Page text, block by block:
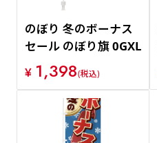
のぼり 冬のボーナス
セール のぼり旗 0GXL
¥ 1,398(税込)